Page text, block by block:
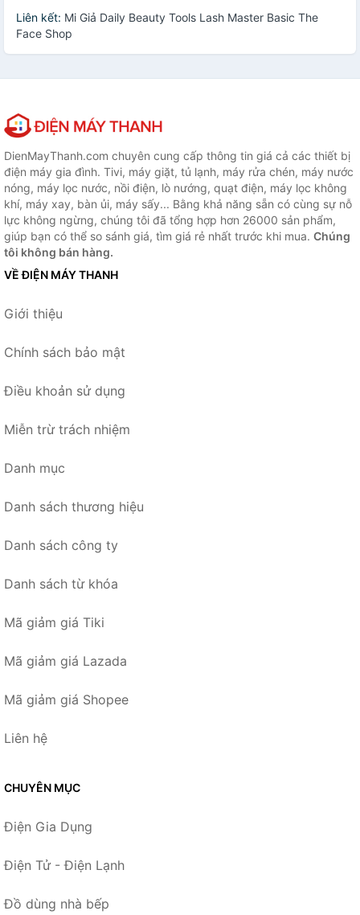
Liên kết: Mi Giả Daily Beauty Tools Lash Master Basic The
Face Shop
DienMayThanh.com chuyên cung cấp thông tin giá cả các thiết bị
điện máy gia đình. Tivi, máy giặt, tủ lạnh, máy rửa chén, máy nước
nóng, máy lọc nước, nồi điện, lò nướng, quạt điện, máy lọc không
khí, máy xay, bàn ủi, máy sấy... Bằng khả năng sẵn có cùng sự nỗ
lực không ngừng, chúng tôi đã tổng hợp hơn 26000 sản phẩm,
giúp bạn có thể so sánh giá, tìm giá rẻ nhất trước khi mua. Chúng
tôi không bán hàng.
VỀ ĐIỆN MÁY THANH
Giới thiệu
Chính sách bảo mật
Điều khoản sử dụng
Miễn trừ trách nhiệm
Danh mục
Danh sách thương hiệu
Danh sách công ty
Danh sách từ khóa
Mã giảm giá Tiki
Mã giảm giá Lazada
Mã giảm giá Shopee
Liên hệ
CHUYÊN MỤC
Điện Gia Dụng
Điện Tử - Điện Lạnh
Đồ dùng nhà bếp